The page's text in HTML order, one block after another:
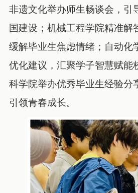
非遗文化举办师生畅谈会，引
国建设；机械工程学院精准解
缓解毕业生焦虑情绪；自动化
优化建议，汇聚学子智慧赋能
科学院举办优秀毕业生经验分
引领青春成长。